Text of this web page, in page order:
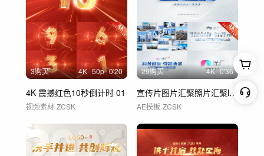
3购买 4K 50p 0'20
4K 震撼红色10秒倒计时 01
视频素材 ZCSK
29购买 4K 0'36
宣传片图片汇聚照片汇聚logo
AE模板 ZCSK